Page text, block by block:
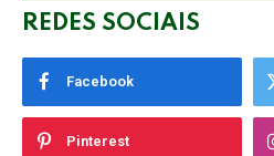
REDES SOCIAIS
Facebook
Pinterest